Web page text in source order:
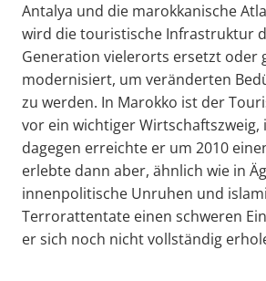
Antalya und die marokkanische
wird die touristische Infrastruktur
Generation vielerorts ersetzt oder
modernisiert, um veränderten
zu werden. In Marokko ist der
vor ein wichtiger Wirtschaftszweig,
dagegen erreichte er um 2010
erlebte dann aber, ähnlich wie in
innenpolitische Unruhen und
Terrorattentate einen schweren
er sich noch nicht vollständig